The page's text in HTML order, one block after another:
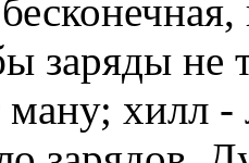
заряды не
хилл -